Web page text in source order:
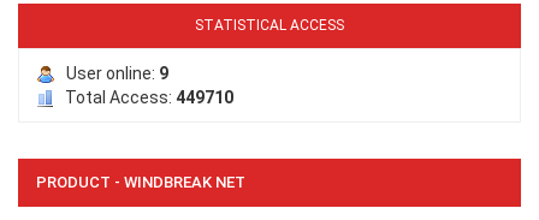
STATISTICAL ACCESS
User online: 9
Total Access: 449710
PRODUCT - WINDBREAK NET